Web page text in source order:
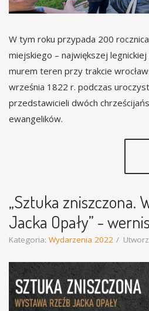
W tym roku przypada 200
miejskiego – największej
murem teren przy trakcie
września 1822 r. podczas
przedstawicieli dwóch
ewangelików.
„Sztuka zniszczona.
Jacka Opały” -
Kategoria: Wydarzenia 2022